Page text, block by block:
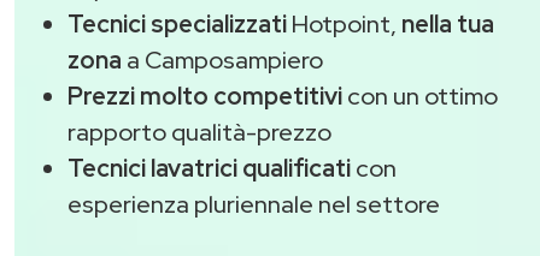
Tecnici specializzatiHotpoint, nella tua
zona a Camposampiero
Prezzi molto competitivicon un ottimo
rapporto qualità-prezzo
Tecnici lavatrici qualificaticon
esperienza pluriennale nel settore